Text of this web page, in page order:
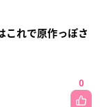
これで原作っぽさ
0